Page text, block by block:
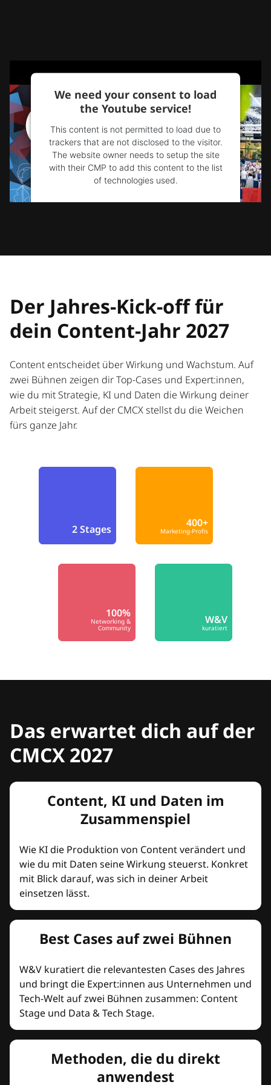
We need your consent to load
the Youtube service!
This content is not permitted to load due to
trackers that are not disclosed to the visitor.
The website owner needs to setup the site
with their CMP to add this content to the list
of technologies used.
Powered byUsercentrics Consent
Der Jahres-Kick-off für
dein Content-Jahr 2027
Content entscheidet über Wirkung und Wachstum. Auf
zwei Bühnen zeigen dir Top-Cases und Expert:innen,
wie du mit Strategie, KI und Daten die Wirkung deiner
Arbeit steigerst. Auf der CMCX stellst du die Weichen
fürs ganze Jahr.
2 Stages 400+
Marketing-Profis
100%
Networking &
Community
W&V
kuratiert
Das erwartet dich auf der
CMCX 2027
Content, KI und Daten im
Zusammenspiel
Wie KI die Produktion von Content verändert und
wie du mit Daten seine Wirkung steuerst. Konkret
mit Blick darauf, was sich in deiner Arbeit
einsetzen lässt.
Best Cases auf zwei Bühnen
W&V kuratiert die relevantesten Cases des Jahres
und bringt die Expert:innen aus Unternehmen und
Tech-Welt auf zwei Bühnen zusammen: Content
Stage und Data & Tech Stage.
Methoden, die du direkt
anwendest